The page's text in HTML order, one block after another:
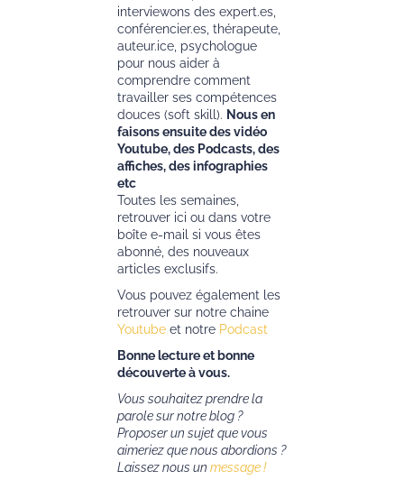
interviewons des expert.es,
conférencier.es, thérapeute,
auteur.ice, psychologue
pour nous aider à
comprendre comment
travailler ses compétences
douces (soft skill). Nous en
faisons ensuite des vidéo
Youtube, des Podcasts, des
affiches, des infographies
etc
Toutes les semaines,
retrouver ici ou dans votre
boîte e-mail si vous êtes
abonné, des nouveaux
articles exclusifs.
Vous pouvez également les
retrouver sur notre chaine
Youtube et notre Podcast
Bonne lecture et bonne
découverte à vous.
Vous souhaitez prendre la
parole sur notre blog ?
Proposer un sujet que vous
aimeriez que nous abordions ?
Laissez nous un message !